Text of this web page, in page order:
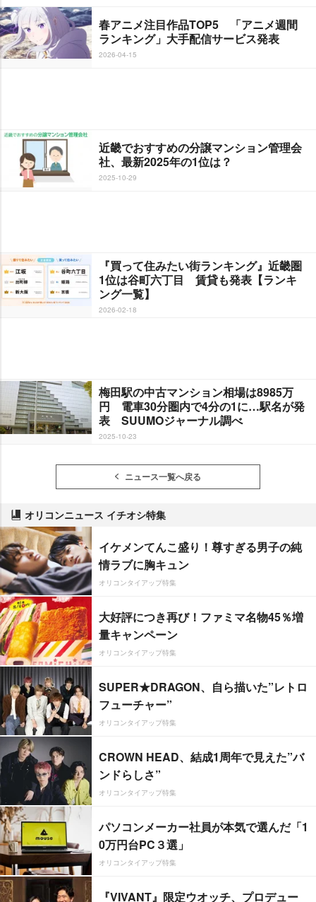
春アニメ注目作品TOP5 「アニメ週間
ランキング」大手配信サービス発表
2026-04-15
近畿でおすすめの分譲マンション管理会
社、最新2025年の1位は？
2025-10-29
『買って住みたい街ランキング』近畿圏
1位は谷町六丁目 賃貸も発表【ランキ
ング一覧】
2026-02-18
梅田駅の中古マンション相場は8985万
円 電車30分圏内で4分の1に…駅名が発
表 SUUMOジャーナル調べ
2025-10-23
ニュース一覧へ戻る
オリコンニュース イチオシ特集
イケメンてんこ盛り！尊すぎる男子の純
情ラブに胸キュン
オリコンタイアップ特集
大好評につき再び！ファミマ名物45％増
量キャンペーン
オリコンタイアップ特集
SUPER★DRAGON、自ら描いた”レトロ
フューチャー”
オリコンタイアップ特集
CROWN HEAD、結成1周年で見えた”バ
ンドらしさ”
オリコンタイアップ特集
パソコンメーカー社員が本気で選んだ「1
0万円台PC３選」
オリコンタイアップ特集
『VIVANT』限定ウオッチ、プロデュー